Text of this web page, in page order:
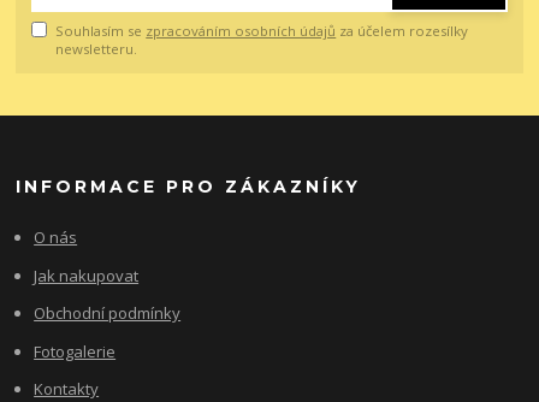
Souhlasím se zpracováním osobních údajů za účelem rozesílky
newsletteru.
INFORMACE PRO ZÁKAZNÍKY
O nás
Jak nakupovat
Obchodní podmínky
Fotogalerie
Kontakty